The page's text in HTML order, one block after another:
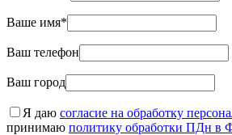
Ваше имя*
Ваш телефон
Ваш город
Я даю согласие на обработку
принимаю политику обработки ПДн в